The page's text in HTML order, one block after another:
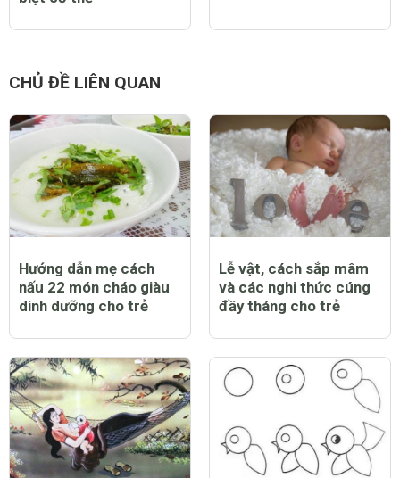
CHỦ ĐỀ LIÊN QUAN
Hướng dẫn mẹ cách
nấu 22 món cháo giàu
dinh dưỡng cho trẻ
Lễ vật, cách sắp mâm
và các nghi thức cúng
đầy tháng cho trẻ